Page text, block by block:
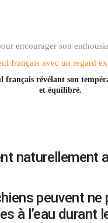
encourager son
français révélant son
et équilibré.
naturellement
peuvent
à l’eau durant